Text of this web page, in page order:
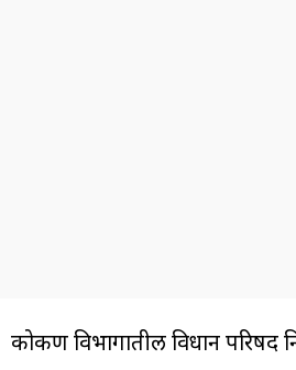
कोकण विभागातील विधान परिषद